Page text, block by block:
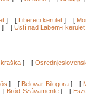
] [ Libereci kerület ] [
] [ Ústí nad Labem-i kerület
] [
] [ Belovar-Bilogora ] [
[ Bród-Szávamente ] [